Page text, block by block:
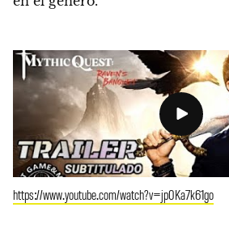
https://www.youtube.com/watch?v=jp0Ka7k61go